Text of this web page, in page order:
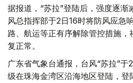
据报道，“苏拉”登陆后，强度逐渐
风总指挥部于2日16时将防风应急
路、航运等正有序解除管控措施
复正常。
广东省气象台通报，台风“苏拉”
级在珠海金湾区沿海地区登陆，登